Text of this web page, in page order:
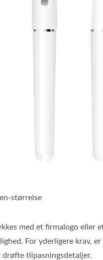
størrelse
med et firmalogo eller
For yderligere krav,
tilpasningsdetaljer.